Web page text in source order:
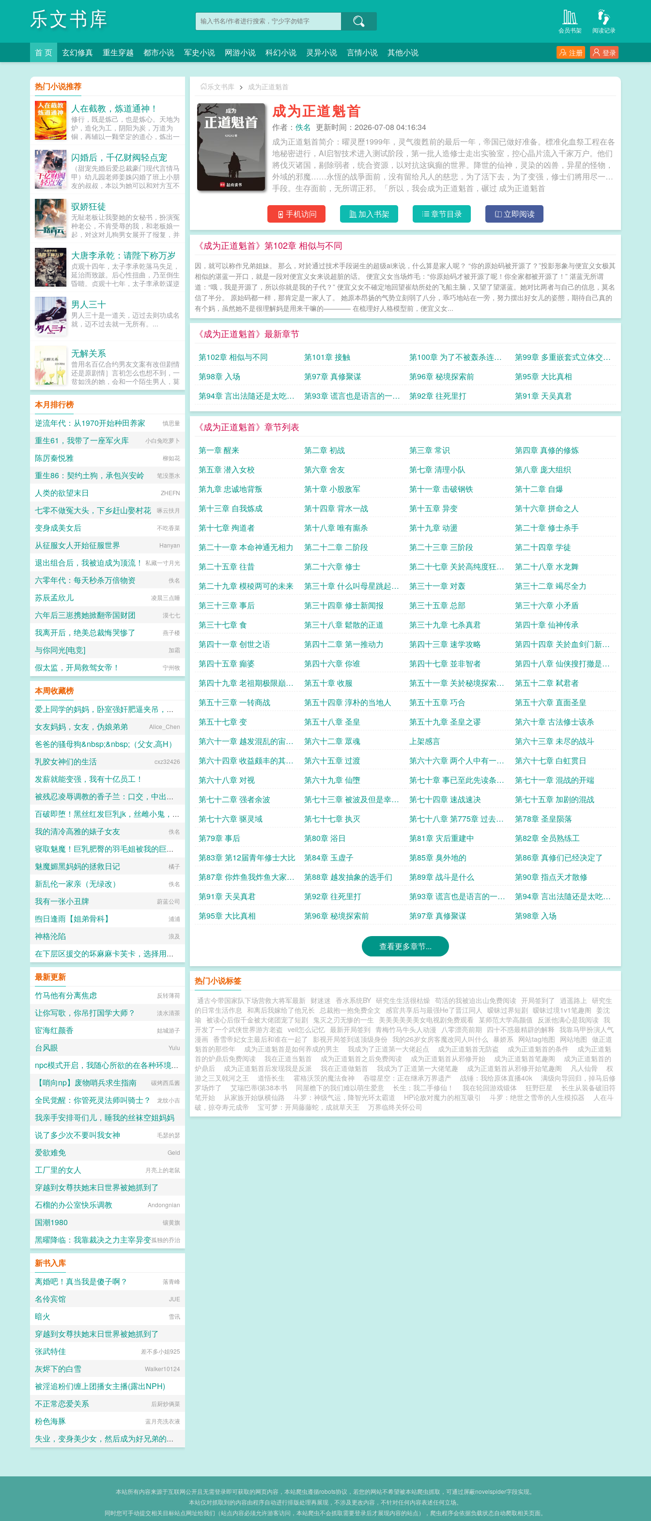
乐文书库 阅读记录
会员书架
首 页 玄幻修真 重生穿越 都市小说 军史小说 网游小说 科幻小说 灵异小说 言情小说 其他小说 登录
注册
乐文书库 > 成为正道魁首
成为正道魁首
作者： 佚名 更新时间：2026-07-08 04:16:34
成为正道魁首简介：曜灵歷1999年，灵气復甦前的最后一年，帝国已做好准备。標准化血祭工程在各
地秘密进行，AI启智技术进入测试阶段，第一批人造修士走出实验室，控心晶片流入千家万户。他们
將伐灭诸国，剔除弱者，统合资源，以对抗这疯癲的世界。降世的仙神，灵染的凶兽，异星的怪物，
外域的邪魔……永恆的战爭面前，没有留给凡人的慈悲，为了活下去，为了变强，修士们將用尽一切
手段。生存面前，无所谓正邪。「所以，我会成为正道魁首，碾过 成为正道魁首
手机访问 加入书架 章节目录 立即阅读
《成为正道魁首》第102章 相似与不同
因，就可以称作兄弟姐妹。 那么，对於通过技术手段诞生的超级ai来说，什么算是家人呢？ “你的原始码被开源了？”投影形象与便宜义女极其
相似的湛蓝一开口，就是一段对便宜义女来说超脏的话。 便宜义女当场炸毛：“你原始码才被开源了呢！你全家都被开源了！” 湛蓝无所谓
道：“哦，我是开源了，所以你就是我的子代？” 便宜义女不確定地回望崔劫所处的飞船主脑，又望了望湛蓝。她对比两者与自己的信息，莫名
信了半分。 原始码都一样，那肯定是一家人了。 她原本昂扬的气势立刻弱了八分，乖巧地站在一旁，努力摆出好女儿的姿態，期待自己真的
有个妈，虽然她不是很理解妈是用来干嘛的———— 在梳理好人格模型前，便宜义女...
《成为正道魁首》最新章节
第102章 相似与不同 第101章 接触
第100章 为了不被轰杀连爸
爸都叫得出来吗
第99章 多重嵌套式立体交叉
世界
第98章 入场 第97章 真修聚谋 第96章 秘境探索前
第95章 大比真相
第94章 言出法隨还是太吃操
作了
第93章 谎言也是语言的一部
分
第92章 往死里打 第91章 天吴真君
《成为正道魁首》章节列表
第一章 醒来 第二章 初战 第三章 常识
第四章 真修的修炼
第五章 潜入女校
第六章 舍友 第七章 清理小队
第八章 庞大组织
第九章 忠诚地背叛
第十章 小股敌军 第十一章 击破钢铁
第十二章 自爆
第十三章 自我炼成
第十四章 背水一战 第十五章 异变
第十六章 拼命之人
第十七章 殉道者
第十八章 唯有廝杀 第十九章 动盪
第二十章 修士杀手
第二十一章 本命神通无相力
第二十二章 二阶段 第二十三章 三阶段
第二十四章 学徒
第二十五章 往昔
第二十六章 修士
第二十七章 关於高纯度狂人
平时看上去像阴暗的幕后黑
手这件事
第二十八章 水龙舞
第二十九章 模稜两可的未来
第三十章 什么叫母星跳起来
殴打宇宙
第三十一章 对轰
第三十二章 竭尽全力
第三十三章 事后
第三十四章 修士新闻报 第三十五章 总部
第三十六章 小矛盾
第三十七章 食
第三十八章 鬆散的正道 第三十九章 七杀真君
第四十章 仙神传承
第四十一章 创世之语
第四十二章 第一推动力 第四十三章 速学攻略
第四十四章 关於血剑门新掌
门想要成为偶像这件事
第四十五章 癲婆 第四十六章 你谁 第四十七章 並非智者
第四十八章 仙侠搜打撤是什
么落后概念
第四十九章 老祖期极限巔峰
大圆满
第五十章 收服
第五十一章 关於秘境探索看
上去像是要殖民异世界这件
事
第五十二章 弒君者
第五十三章 一转商战
第五十四章 淳朴的当地人 第五十五章 巧合
第五十六章 直面圣皇
第五十七章 变
第五十八章 圣皇 第五十九章 圣皇之谬
第六十章 古法修士该杀
第六十一章 越发混乱的宙光
残片
第六十二章 眾魂 上架感言
第六十三章 未尽的战斗
第六十四章 收益颇丰的其他
人
第六十五章 过渡
第六十六章 两个人中有一个
马上会死
第六十七章 白虹贯日
第六十八章 对视
第六十九章 仙墮
第七十章 事已至此先读条灭
世吧
第七十一章 混战的开端
第七十二章 强者余波
第七十三章 被波及但是幸运
拉满
第七十四章 速战速决
第七十五章 加剧的混战
第七十六章 驱灵域
第七十七章 执灭
第七十八章 第775章 过去的
天子之死番外
第78章 圣皇陨落
第79章 事后
第80章 浴日 第81章 灾后重建中
第82章 全员熟练工
第83章 第12届青年修士大比
第84章 玉虚子 第85章 臭外地的
第86章 真修们已经决定了
第87章 你炸鱼我炸鱼大家一
起创造高压环境
第88章 越发抽象的选手们 第89章 战斗是什么
第90章 指点天才散修
第91章 天吴真君
第92章 往死里打
第93章 谎言也是语言的一部
分
第94章 言出法隨还是太吃操
作了
第95章 大比真相 第96章 秘境探索前 第97章 真修聚谋 第98章 入场
查看更多章节...
热门小说标签
通古今带国家队下场营救大将军最新 财迷迷 香水系统BY 研究生生活很枯燥 苟活的我被迫出山免费阅读 开局签到了 逍遥路上 研究生
的日常生活作息 和离后我嫁给了他兄长 总裁抱一抱免费全文 感官共享后与最强He了晋江同人 暧昧过界短剧 暧昧过境1v1笔趣阁 姜沈
瑜 被读心后假千金被大佬团宠了短剧 鬼灭之刃无惨的一生 美美美美美美女电视剧免费观看 某师范大学高颜值 反派他满心是我阅读 我
开发了一个武侠世界游方老盗 veil怎么记忆 最新开局签到 青梅竹马牛头人动漫 八零漂亮前期 四十不惑最精辟的解释 我靠马甲扮演人气
漫画 香雪帝妃女主最后和谁在一起了 影视开局签到送顶级身份 我的26岁女房客魔改同人叫什么 暴娇系 网站tag地图 网站地图 做正道
魁首的那些年
成为正道魁首是如何养成的男主 我成为了正道第一大佬起点 成为正道魁首无防盗 成为正道魁首的条件
成为正道魁
首的炉鼎后免费阅读
我在正道当魁首 成为正道魁首之后免费阅读 成为正道魁首从邪修开始 成为正道魁首笔趣阁
成为正道魁首的
炉鼎后
成为正道魁首后发现我是反派 我在正道做魁首 我成为了正道第一大佬笔趣 成为正道魁首从邪修开始笔趣阁 凡人仙骨
权
游之三叉戟河之王
道悟长生 霍格沃茨的魔法食神 吞噬星空：正在继承万界遗产 战锤：我给原体直播40k
满级向导回归，掉马后修
罗场炸了
艾瑞巴蒂i第38本书 同屋檐下的我们难以萌生爱意 长生：我二手修仙！ 我在轮回游戏锻体 狂野巨星
长生从装备破旧符
笔开始
从家族开始纵横仙路 斗罗：神级气运，降智光环太霸道 HP论敌对魔力的相互吸引 斗罗：绝世之雪帝的人生模拟器
人在斗
破，掠夺寿元成帝
宝可梦：开局藤藤蛇，成就草天王 万界临终关怀公司
热门小说推荐
人在截教，炼道通神！
修行，既是炼己，也是炼心。天地为
炉，造化为工，阴阳为炭，万道为
铜，再辅以一颗坚定的道心，炼出一
符，炼剑，炼魂，炼药，炼瘟，炼
妖，炼魔，炼心，炼界，炼道天生万
物，无一不可炼！玄清如是说。惹急
了他，连天道都炼给你看！当然，这
要从他拜入截教那天说起...
闪婚后，千亿财阀轻点宠
（甜宠先婚后爱总裁豪门现代言情马
甲）幼儿园老师姜姝闪婚了班上小朋
友的叔叔，本以为她可以和对方互不
到首付的钱。谁知闪婚老公似乎本事
不小，每次在她遇到困境的时候，对
方总能及时给于帮助。而且自从闪婚
后，她微博上那位从不发言的粉丝，
似乎跟她互动多了起来，慢慢的，她
有了一笔额外的收入。就在她攒齐首
付准备买房离开时，那位闪婚老公带
着一块市中心的地皮签购协议过来，
说道你想要多少套房子，我建给你，
闪婚了本地一个大财阀，且那个大财
阀就是她那个牛皮糖一样的微博粉
丝。...
驭娇狂徒
无耻老板让我娶她的女秘书，扮演冤
种老公，不肯受辱的我，和老板娘一
起，对这对儿狗男女展开了报复，并
人生巅峰！...
大唐李承乾：请陛下称万岁
贞观十四年，太子李承乾落马失足，
延治而致跛。后心性扭曲，乃至倒生
昏聩。贞观十七年，太子李承乾谋逆
放黔州。贞观十八年，卒于黔州。黑
暗中，李承乾缓缓的睁开了眼睛。一
个来自未来千余年后夺舍失败的灵
魂，不仅将他带回到贞观十四年落马
将腿伤治好，还要将所有原本该属于
自己的一切全都夺回来。承乾，你在
做什么？请陛下称万岁！来人，送太
上皇入武德殿！武德，高祖皇帝李渊
唯一年号。...
男人三十
男人三十是一道关，迈过去则功成名
就，迈不过去就一无所有。...
无解关系
曾用名百亿合约男友文案有改但剧情
还是原剧情］言初怎么也想不到，一
贫如洗的她，会和一个陌生男人，莫
名其妙地绑定了一场为期365天的财
富交换。说白了就是他的钱进了她账
户，她的钱进了他账户还转！不！
回！去！好消息对方是陆洺执，陆氏
集团太子爷，多金，年轻，人还帅。
算趁机和她来场合约恋爱。...
本月排行榜
逆流年代：从1970开始种田养家
慎思量
重生61，我带了一座军火库 小白兔吃萝卜
陈厉秦悦雅 柳如花
重生86：契约土狗，承包兴安岭 笔没墨水
人类的欲望末日 ZHEFN
七零不做冤大头，下乡赶山娶村花 啄云扶月
变身成美女后 不吃香菜
从征服女人开始征服世界 Hanyan
退出组合后，我被迫成为顶流！ 私藏一寸月光
六零年代：每天秒杀万倍物资 佚名
苏辰孟欣儿 凌晨三点睡
六年后三崽携她掀翻帝国财团 漠七七
我离开后，绝美总裁悔哭惨了 燕子楼
与你同光[电竞] 加霜
假太监，开局救驾女帝！ 宁州牧
本周收藏榜
爱上同学的妈妈，卧室强奸肥逼夹吊，屁眼射满，直肠灌精！
西地那非
女友妈妈，女友，伪娘弟弟 Alice_Chen
爸爸的骚母狗&nbsp;&nbsp;（父女,高H）
爱写黄爆的小桃子
乳胶女神们的生活 cxz32426
发薪就能变强，我有十亿员工！
今月曾经照古河
被残忍凌辱调教的香子兰：口交，中出，足交，肛交，直至彻底堕落成发情母猫~
通痴道人百破即堕！黑丝红发巨乳jk，丝雌小鬼，信奉的百合至上主义被我的大鸡巴直接肏烂肏破！
橘子不爱吃的是みかん
我的清冷高雅的婊子女友 佚名
寝取魅魔！巨乳肥臀的羽毛姐被我的巨棒寝取干出阿黑颜
Koisheep
魅魔媚黑妈妈的拯救日记 橘子
新乱伦一家亲（无绿改） 佚名
我有一张小丑牌 蔚蓝公司
煦日逢雨【姐弟骨科】 浦浦
神格沦陷 浪及
在下层区援交的坏麻麻卡芙卡，选择用丝袜美足将抱着她的肥腻肉臀狠狠内射的少年调教成她的舔脚公狗
最新更新
竹马他有分离焦虑
反转薄荷
让你写歌，你吊打国学大师？ 淡水清茶
宦海红颜香 姑城游子
台风眼 Yulu
npc模式开启，我随心所欲的在各种环境享受女人
by sun
【哨向np】废物哨兵求生指南 碳烤西瓜酱
全民觉醒：你管死灵法师叫骑士？ 龙纹小吉
我亲手安排哥们儿，睡我的丝袜空姐妈妈
hhkdesu
说了多少次不要叫我女神 毛瑟的瑟
爱欲难免 Geld
工厂里的女人 月亮上的老鼠
穿越到女尊扶她末日世界被她抓到了
扶她×美少年
石榴的办公室快乐调教 Andongnian
国潮1980 镶黄旗
黑曜降临：我靠裁决之力主宰异变孤独的乔治
新书入库
离婚吧！真当我是傻子啊？
落青峰
名伶宾馆 JUE
暗火 雪讯
穿越到女尊扶她末日世界被她抓到了
扶她×美少年
张武特佳 差不多小姐925
灰烬下的白雪 Walker10124
被淫追粉们缠上团播女主播(露出NPH)
你在流泪吗
不正常恋爱关系 后厨炒俩菜
粉色海豚 蓝月亮洗衣液
失业，变身美少女，然后成为好兄弟的妻子
本站所有内容来源于互联网公开且无需登录即可获取的网页内容，本站爬虫遵循robots协议，若您的网站不希望被本站爬虫抓取，可通过屏蔽novelspider字段实现。
本站仅对抓取到的内容由程序自动进行排版处理再展现，不涉及更改内容，不针对任何内容表述任何立场。
同时您可手动提交相关目标站点网址给我们（站点内容必须允许游客访问，本站爬虫不会抓取需要登录后才展现内容的站点），爬虫程序会依据负载状态自动爬取相关页面。